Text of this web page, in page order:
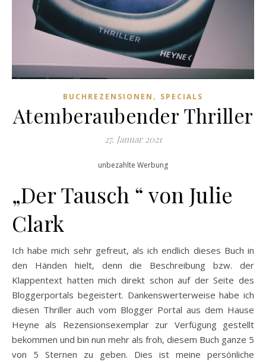
BUCHREZENSIONEN , SPECIALS
Atemberaubender Thriller
27. Januar 2021
unbezahlte Werbung
„Der Tausch “ von Julie
Clark
Ich habe mich sehr gefreut, als ich endlich dieses Buch in
den Händen hielt, denn die Beschreibung bzw. der
Klappentext hatten mich direkt schon auf der Seite des
Bloggerportals begeistert. Dankenswerterweise habe ich
diesen Thriller auch vom Blogger Portal aus dem Hause
Heyne als Rezensionsexemplar zur Verfügung gestellt
bekommen und bin nun mehr als froh, diesem Buch ganze 5
von 5 Sternen zu geben. Dies ist meine persönliche